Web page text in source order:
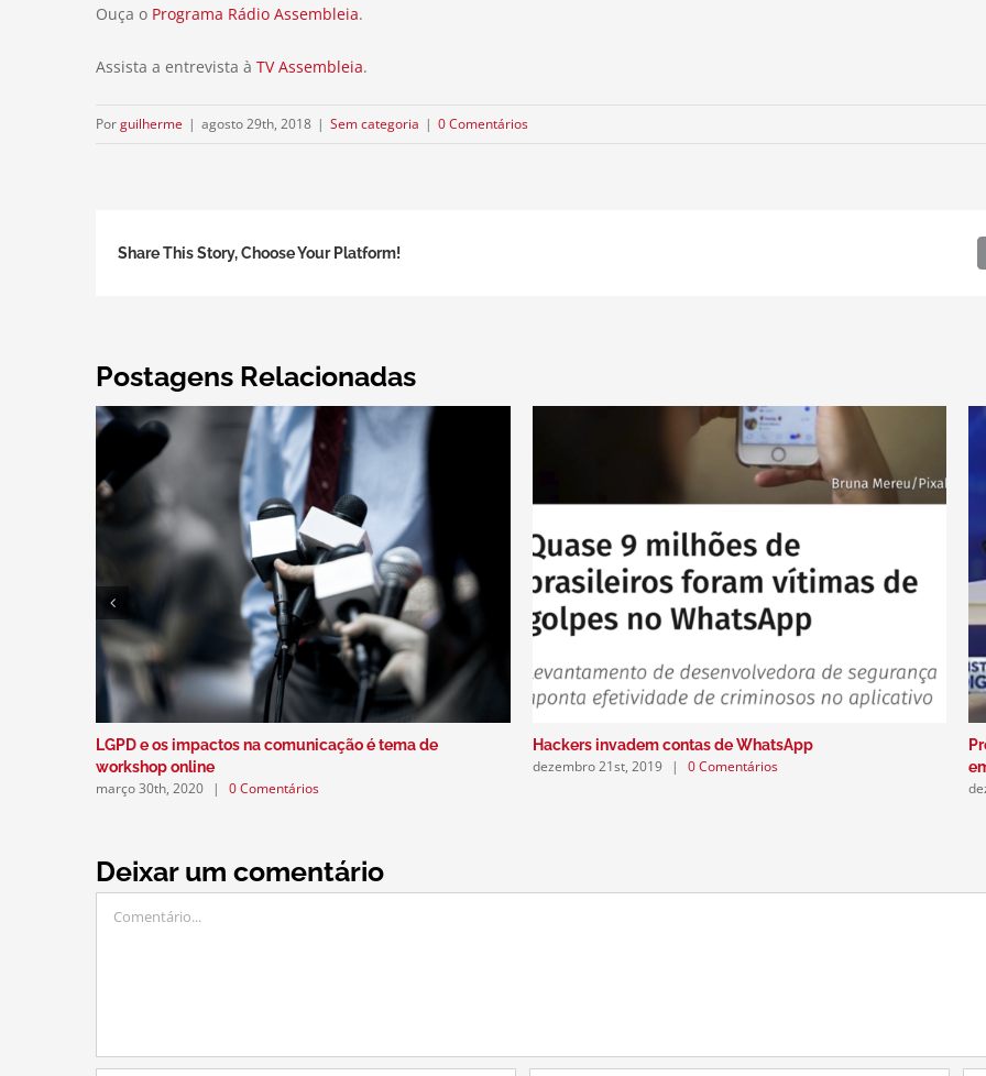
Ouça o Programa Rádio Assembleia.
Assista a entrevista à TV Assembleia.
Porguilherme | agosto 29th, 2018 | Sem categoria | 0 Comentários
Share This Story, Choose Your Platform!
Postagens Relacionadas
LGPD e os impactos na comunicação é tema de
workshop online
março 30th, 2020 | 0 Comentários
Hackers invadem contas de WhatsApp
dezembro 21st, 2019 | 0 Comentários
Deixar um comentário
Comentário